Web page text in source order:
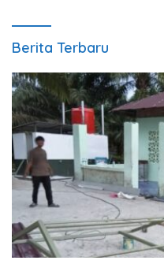
Berita Terbaru